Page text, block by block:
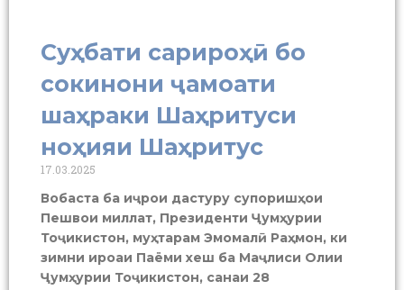
Суҳбати сарироҳӣ бо
сокинони ҷамоати
шаҳраки Шаҳритуси
ноҳияи Шаҳритус
17.03.2025
Вобаста ба иҷрои дастуру супоришҳои
Пешвои миллат, Президенти Ҷумҳурии
Тоҷикистон, муҳтарам Эмомалӣ Раҳмон, ки
зимни ироаи Паёми хеш ба Маҷлиси Олии
Ҷумҳурии Тоҷикистон, санаи 28